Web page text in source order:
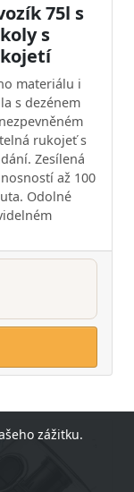
75l s
s
materiálu i
s dezénem
rukojeť s
Zesílená
až 100
Odolné
zážitku.